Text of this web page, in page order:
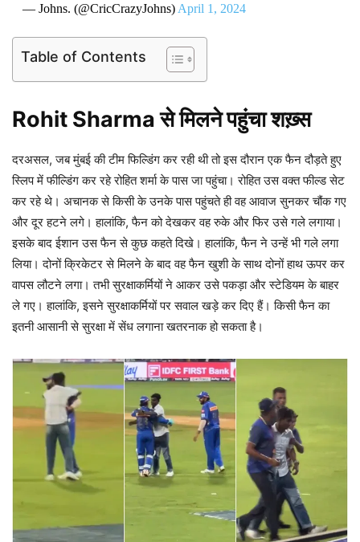
— Johns. (@CricCrazyJohns) April 1, 2024
Table of Contents
Rohit Sharma से मिलने पहुंचा शख़्स
दरअसल, जब मुंबई की टीम फिल्डिंग कर रही थी तो इस दौरान एक फैन दौड़ते हुए
स्लिप में फील्डिंग कर रहे रोहित शर्मा के पास जा पहुंचा। रोहित उस वक्त फील्ड सेट
कर रहे थे। अचानक से किसी के उनके पास पहुंचते ही वह आवाज सुनकर चौंक गए
और दूर हटने लगे। हालांकि, फैन को देखकर वह रुके और फिर उसे गले लगाया।
इसके बाद ईशान उस फैन से कुछ कहते दिखे। हालांकि, फैन ने उन्हें भी गले लगा
लिया। दोनों क्रिकेटर से मिलने के बाद वह फैन खुशी के साथ दोनों हाथ ऊपर कर
वापस लौटने लगा। तभी सुरक्षाकर्मियों ने आकर उसे पकड़ा और स्टेडियम के बाहर
ले गए। हालांकि, इसने सुरक्षाकर्मियों पर सवाल खड़े कर दिए हैं। किसी फैन का
इतनी आसानी से सुरक्षा में सेंध लगाना खतरनाक हो सकता है।